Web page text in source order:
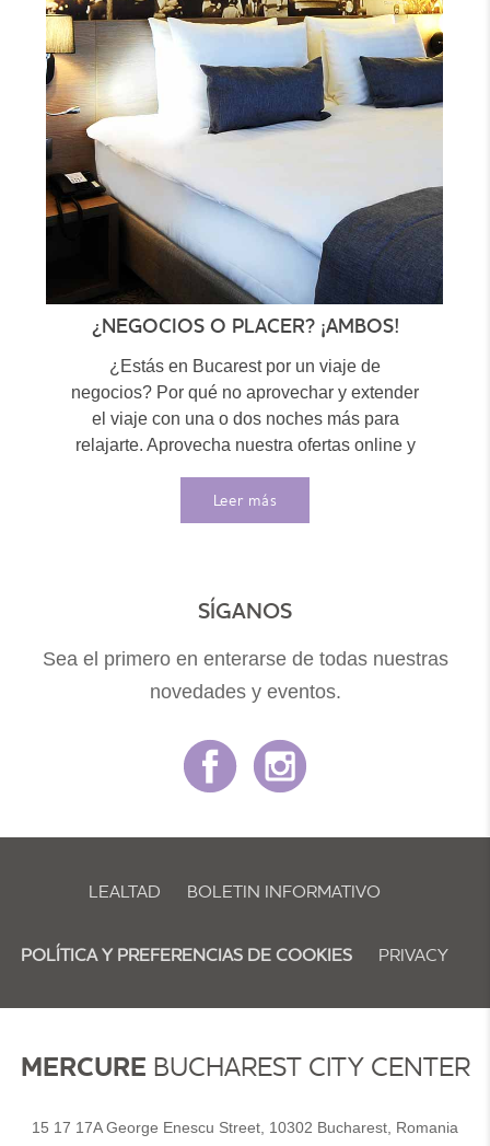
¿NEGOCIOS O PLACER? ¡AMBOS!
¿Estás en Bucarest por un viaje de
negocios? Por qué no aprovechar y extender
el viaje con una o dos noches más para
relajarte. Aprovecha nuestra ofertas online y
Leer más
SÍGANOS
Sea el primero en enterarse de todas nuestras
novedades y eventos.
LEALTAD BOLETIN INFORMATIVO
POLÍTICA Y PREFERENCIAS DE COOKIES PRIVACY
MERCURE BUCHAREST CITY CENTER
15 17 17A George Enescu Street, 10302 Bucharest, Romania